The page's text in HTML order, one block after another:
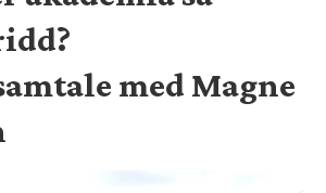
med Magne